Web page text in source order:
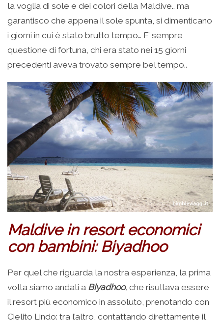
la voglia di sole e dei colori della Maldive.. ma
garantisco che appena il sole spunta, si dimenticano
i giorni in cui è stato brutto tempo… E’ sempre
questione di fortuna, chi era stato nei 15 giorni
precedenti aveva trovato sempre bel tempo..
Maldive in resort economici
con bambini: Biyadhoo
Per quel che riguarda la nostra esperienza, la prima
volta siamo andati a Biyadhoo, che risultava essere
il resort più economico in assoluto, prenotando con
Cielito Lindo: tra l’altro, contattando direttamente il